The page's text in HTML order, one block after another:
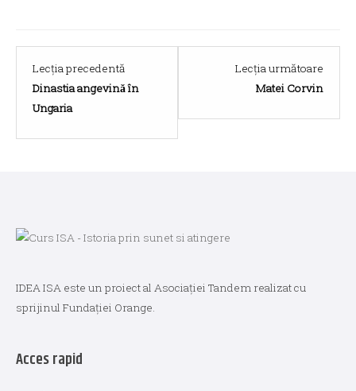
Lecția precedentă
Dinastia angevină în
Ungaria
Lecția următoare
Matei Corvin6
IDEA ISA este un proiect al Asociației Tandem realizat cu
sprijinul Fundației Orange.
Acces rapid